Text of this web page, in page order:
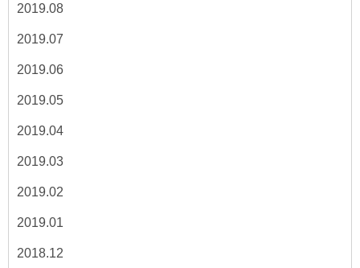
2019.08
2019.07
2019.06
2019.05
2019.04
2019.03
2019.02
2019.01
2018.12